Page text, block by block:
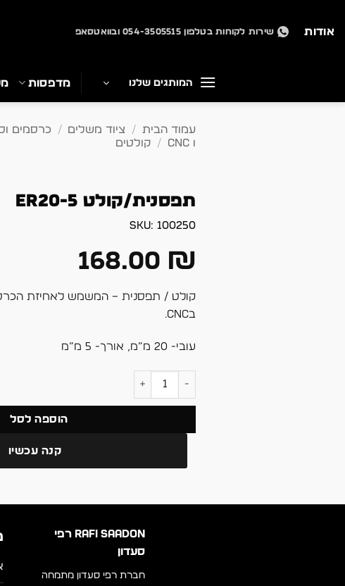
אודות שירות לקוחות בטלפון 054-3505515 ובוואטסאפ
המותגים שלנו מדפסות
עמוד הבית / ציוד משלים /
כרסמים
ו CNC
/ קולטים
תפסנית/קולט ER20-5
SKU: 100250
168.00 ₪
קולט / תפסנית – המשמש לאחיזת
בCNC.
עובי- 20 מ”מ, אורך- 5 מ”מ
כמות של תפסנית/קולט ER20-5
הוספה לסל
קנה עכשיו
RAFI SAADON רפי
סעדון
חברת רפי סעדון מתמחה